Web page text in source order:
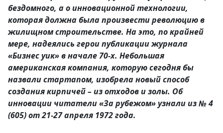
бездомного, а о инновационной технологии,
которая должна была произвести революцию в
жилищном строительстве. На это, по крайней
мере, надеялись герои публикации журнала
«Бизнес уик» в начале 70-х. Небольшая
американская компания, которую сегодня бы
назвали стартапом, изобрела новый способ
создания кирпичей – из отходов и золы. Об
инновации читатели «За рубежом» узнали из № 4
(605) от 21-27 апреля 1972 года.